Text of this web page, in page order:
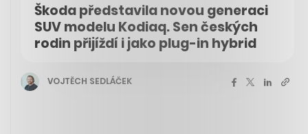
Škoda představila novou generaci
SUV modelu Kodiaq. Sen českých
rodin přijíždí i jako plug-in hybrid
VOJTĚCH SEDLÁČEK